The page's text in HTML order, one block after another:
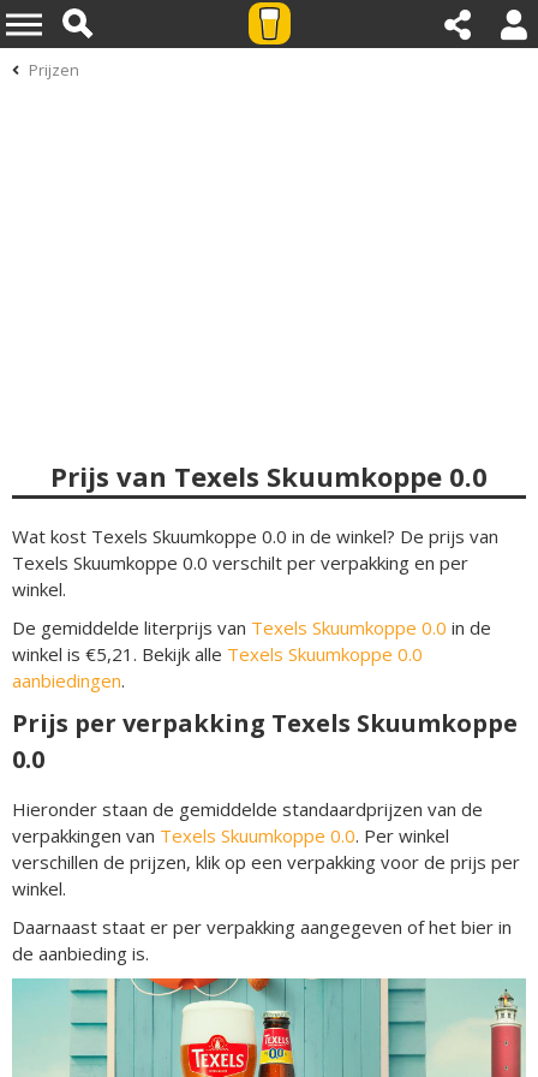
Prijzen
Prijs van Texels Skuumkoppe 0.0
Wat kost Texels Skuumkoppe 0.0 in de winkel? De prijs van
Texels Skuumkoppe 0.0 verschilt per verpakking en per
winkel.
De gemiddelde literprijs van Texels Skuumkoppe 0.0 in de
winkel is €5,21. Bekijk alle Texels Skuumkoppe 0.0
aanbiedingen.
Prijs per verpakking Texels Skuumkoppe
0.0
Hieronder staan de gemiddelde standaardprijzen van de
verpakkingen van Texels Skuumkoppe 0.0. Per winkel
verschillen de prijzen, klik op een verpakking voor de prijs per
winkel.
Daarnaast staat er per verpakking aangegeven of het bier in
de aanbieding is.